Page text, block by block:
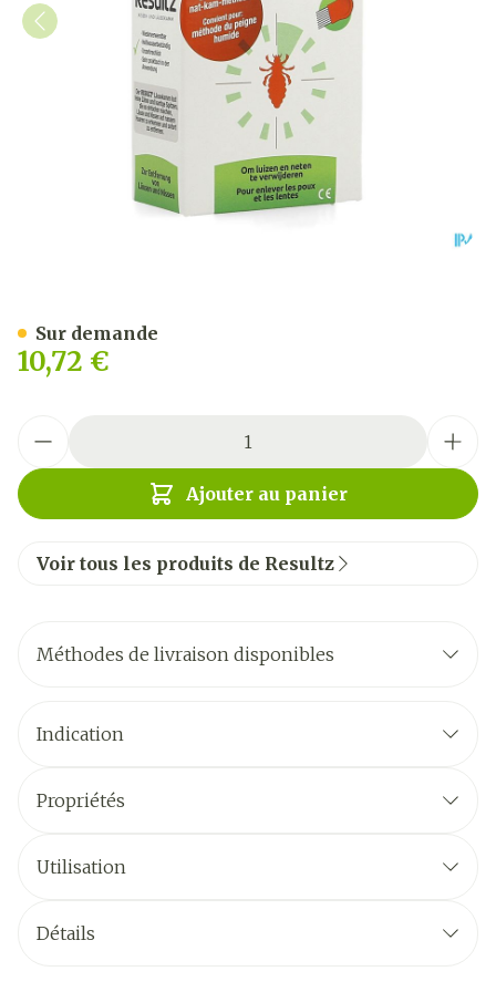
10,72 €
Ajouter au panier
Sur demande
Voir tous les produits de Resultz
Méthodes de livraison disponibles
Indication
Propriétés
Utilisation
Détails